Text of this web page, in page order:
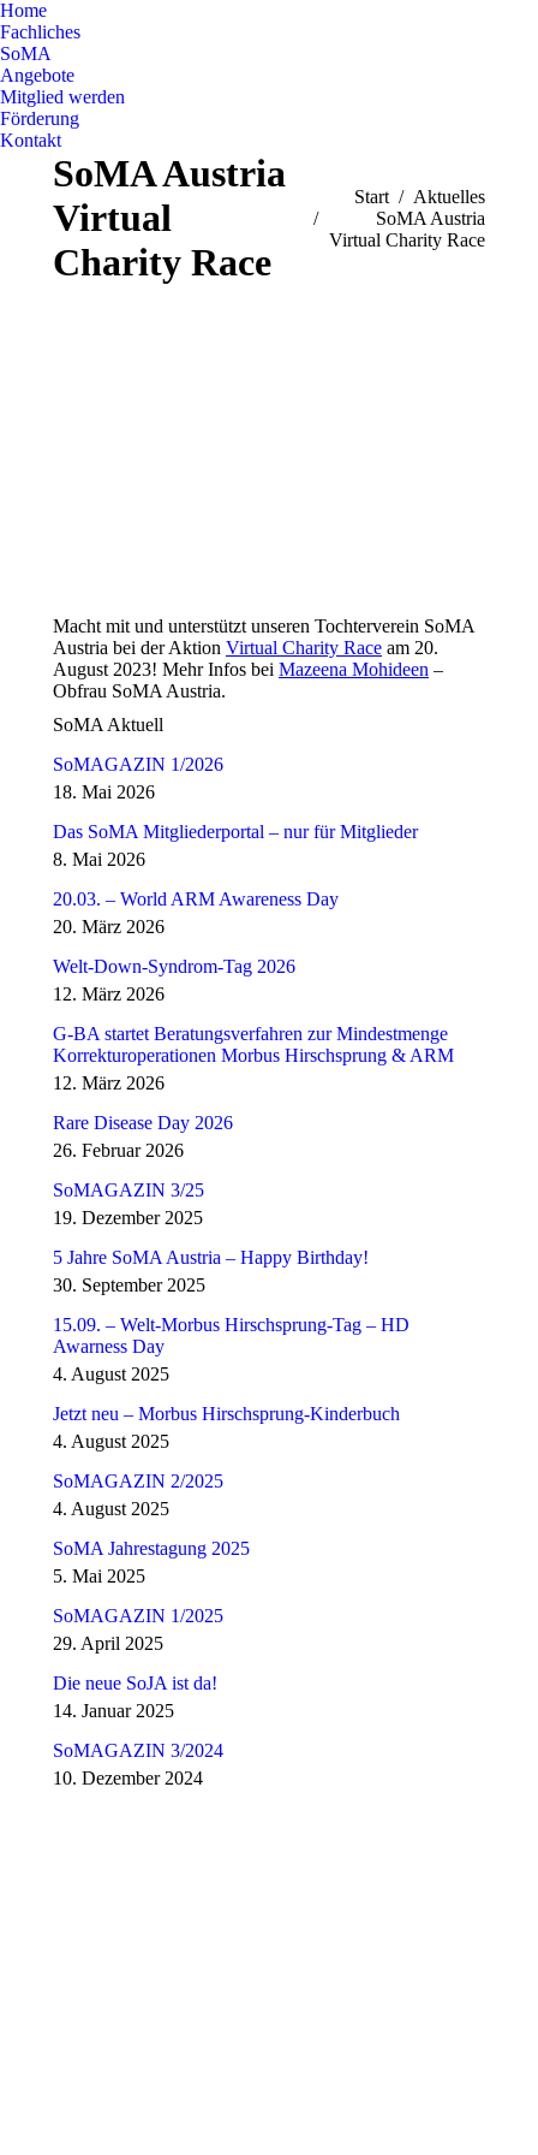
Home
Fachliches
SoMA
Angebote
Mitglied werden
Förderung
Kontakt
SoMA Austria
Virtual
Charity Race
Sie befinden sich hier:
Start
Aktuelles
SoMA Austria
Virtual Charity Race
Macht mit und unterstützt unseren Tochterverein SoMA
Austria bei der Aktion Virtual Charity Race am 20.
August 2023! Mehr Infos bei Mazeena Mohideen –
Obfrau SoMA Austria.
SoMA Aktuell
SoMAGAZIN 1/2026
18. Mai 2026
Das SoMA Mitgliederportal – nur für Mitglieder
8. Mai 2026
20.03. – World ARM Awareness Day
20. März 2026
Welt-Down-Syndrom-Tag 2026
12. März 2026
G-BA startet Beratungsverfahren zur Mindestmenge
Korrekturoperationen Morbus Hirschsprung & ARM
12. März 2026
Rare Disease Day 2026
26. Februar 2026
SoMAGAZIN 3/25
19. Dezember 2025
5 Jahre SoMA Austria – Happy Birthday!
30. September 2025
15.09. – Welt-Morbus Hirschsprung-Tag – HD
Awarness Day
4. August 2025
Jetzt neu – Morbus Hirschsprung-Kinderbuch
4. August 2025
SoMAGAZIN 2/2025
4. August 2025
SoMA Jahrestagung 2025
5. Mai 2025
SoMAGAZIN 1/2025
29. April 2025
Die neue SoJA ist da!
14. Januar 2025
SoMAGAZIN 3/2024
10. Dezember 2024